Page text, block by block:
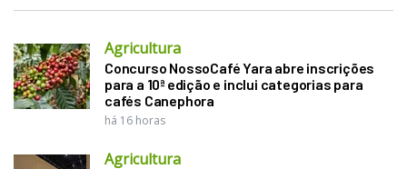
Agricultura
Concurso NossoCafé Yara abre inscrições
para a 10ª edição e inclui categorias para
cafés Canephora
há 16 horas
Agricultura